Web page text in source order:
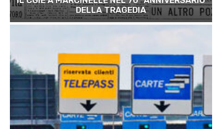
DELLA TRAGEDIA